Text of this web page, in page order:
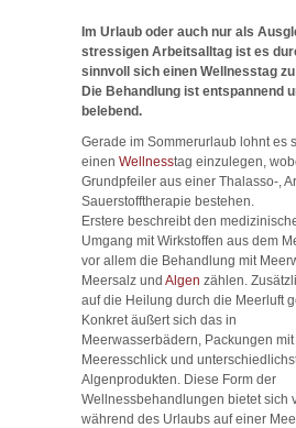
Im Urlaub oder auch nur als
stressigen Arbeitsalltag ist es
sinnvoll sich einen Wellnesstag
Die Behandlung ist entspannend
belebend.
Gerade im Sommerurlaub lohnt es
einen Wellnesstag einzulegen,
Grundpfeiler aus einer Thalasso-,
Sauerstofftherapie bestehen.
Erstere beschreibt den
Umgang mit Wirkstoffen aus dem
vor allem die Behandlung mit
Meersalz und Algen zählen.
auf die Heilung durch die Meerluft
Konkret äußert sich das in
Meerwasserbädern, Packungen mit
Meeresschlick und
Algenprodukten. Diese Form der
Wellnessbehandlungen bietet sich
während des Urlaubs auf einer